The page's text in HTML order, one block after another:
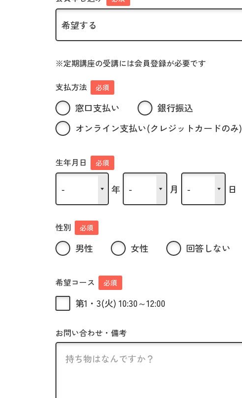
※定期講座の受講には会員登録が必要です
支払方法
必須
窓口支払い
銀行振込
オンライン支払い(クレジットカードのみ)
生年月日 必須
年 月 日
性別 必須
男性 女性 回答しない
希望コース 必須
第1・3(火) 10:30～12:00
お問い合わせ・備考